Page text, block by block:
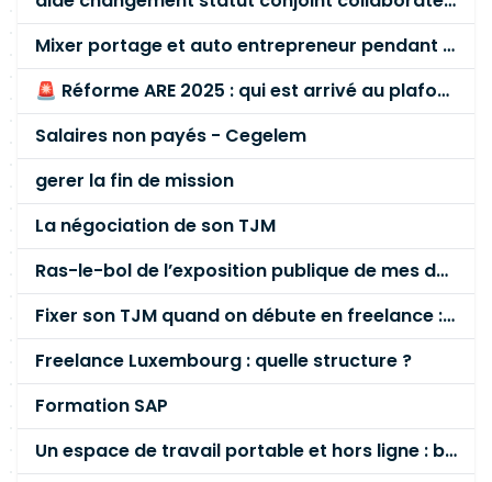
Mixer portage et auto entrepreneur pendant des années - quel risque ?
🚨 Réforme ARE 2025 : qui est arrivé au plafond des 60 % en gardant son entreprise ?
Salaires non payés - Cegelem
gerer la fin de mission
La négociation de son TJM
Ras-le-bol de l’exposition publique de mes données personnelles liées à mon entreprise
Fixer son TJM quand on débute en freelance : la méthode mathématique (et pas au feeling) 🛑
Freelance Luxembourg : quelle structure ?
Formation SAP
Un espace de travail portable et hors ligne : besoin réel ou fausse bonne idée ?